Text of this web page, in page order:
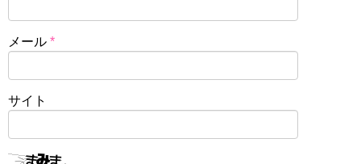
メール *
サイト